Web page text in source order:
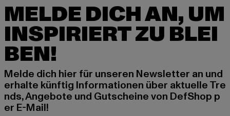
MELDE DICH AN, UM
INSPIRIERT ZU BLEI
BEN!
Melde dich hier für unseren Newsletter an und
erhalte künftig Informationen über aktuelle Tre
nds, Angebote und Gutscheine von DefShop p
er E-Mail!